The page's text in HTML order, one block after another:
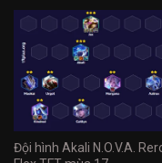
Đội hình Akali N.O.V.A.